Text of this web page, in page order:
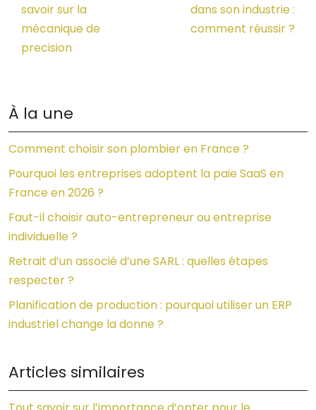
savoir sur la
mécanique de
precision
dans son industrie :
comment réussir ?
À la une
Comment choisir son plombier en France ?
Pourquoi les entreprises adoptent la paie SaaS en
France en 2026 ?
Faut-il choisir auto-entrepreneur ou entreprise
individuelle ?
Retrait d’un associé d’une SARL : quelles étapes
respecter ?
Planification de production : pourquoi utiliser un ERP
industriel change la donne ?
Articles similaires